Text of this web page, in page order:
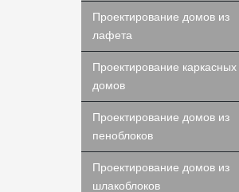
Проектирование домов из
лафета
Проектирование каркасных
домов
Проектирование домов из
пеноблоков
Проектирование домов из
шлакоблоков